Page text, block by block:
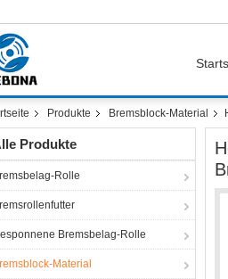
Produkte Bremsblock-Material
Produkte
Rolle
Bremsbelag-Rolle
Material